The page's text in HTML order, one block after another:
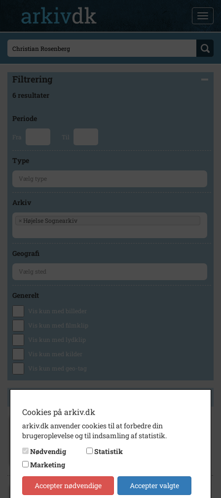
Filtrering
6 resultater
Periode
Fra Til
Type
Arkiv
× Højelse Sognearkiv
Geografi
Generelt
Vis kun med billeder
Vis kun med filmklip
Vis kun med lydklip
Vis kun med kilder
Vis kun med geo-tag
1955- 1965
Sølvbryllup på "Birkegården". Ejbyvej 12 C,
Rosenberg
1957
Cookies på arkiv.dk
arkiv.dk anvender cookies til at forbedre din
brugeroplevelse og til indsamling af statistik.
Nødvendig
Statistik
Marketing
Accepter nødvendige Accepter valgte